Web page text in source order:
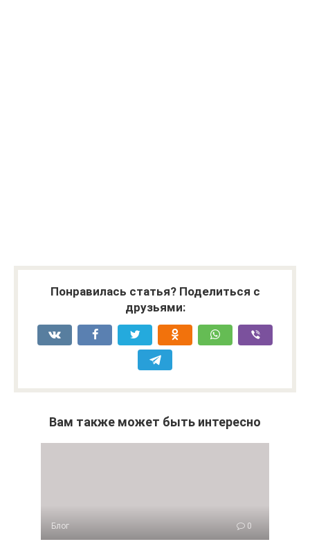
Понравилась статья? Поделиться с
друзьями:
Вам также может быть интересно
Блог 0